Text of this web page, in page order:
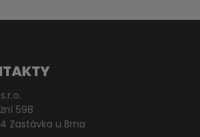
598
Zastávka u Brna